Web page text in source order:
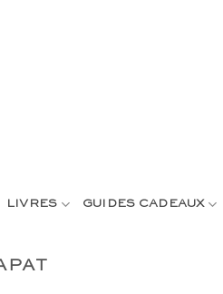
LIVRES GUIDES CADEAUX